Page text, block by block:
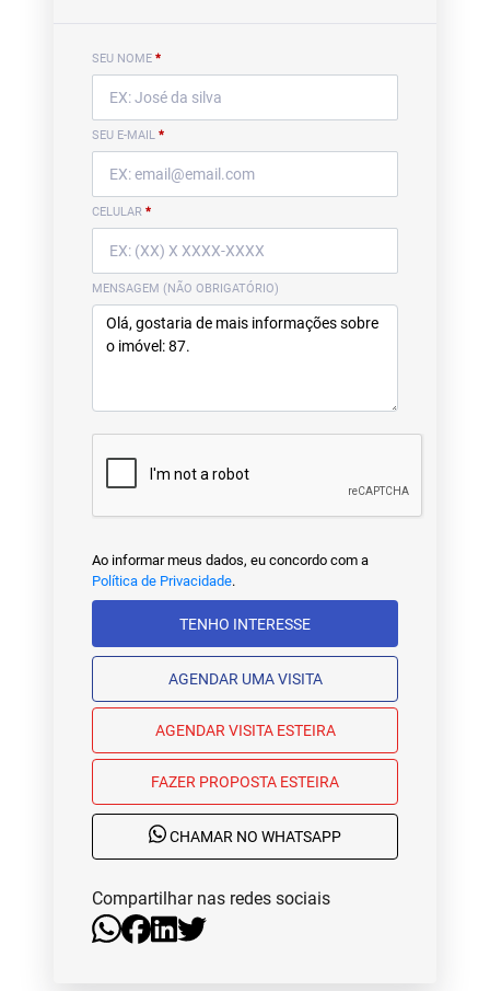
SEU NOME *
SEU E-MAIL *
CELULAR *
MENSAGEM (NÃO OBRIGATÓRIO)
Ao informar meus dados, eu concordo com a
Política de Privacidade.
TENHO INTERESSE
AGENDAR UMA VISITA
AGENDAR VISITA ESTEIRA
FAZER PROPOSTA ESTEIRA
CHAMAR NO WHATSAPP
Compartilhar nas redes sociais